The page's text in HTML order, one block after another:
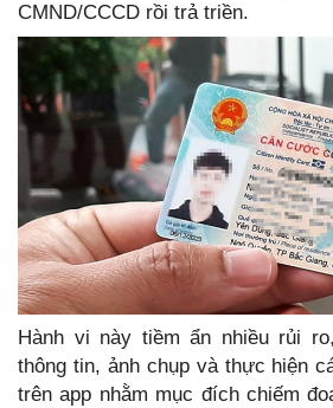
CMND/CCCD rồi trả triền.
Hành vi này tiềm ẩn nhiều rủi
thông tin, ảnh chụp và thực hiện
trên app nhằm mục đích chiếm